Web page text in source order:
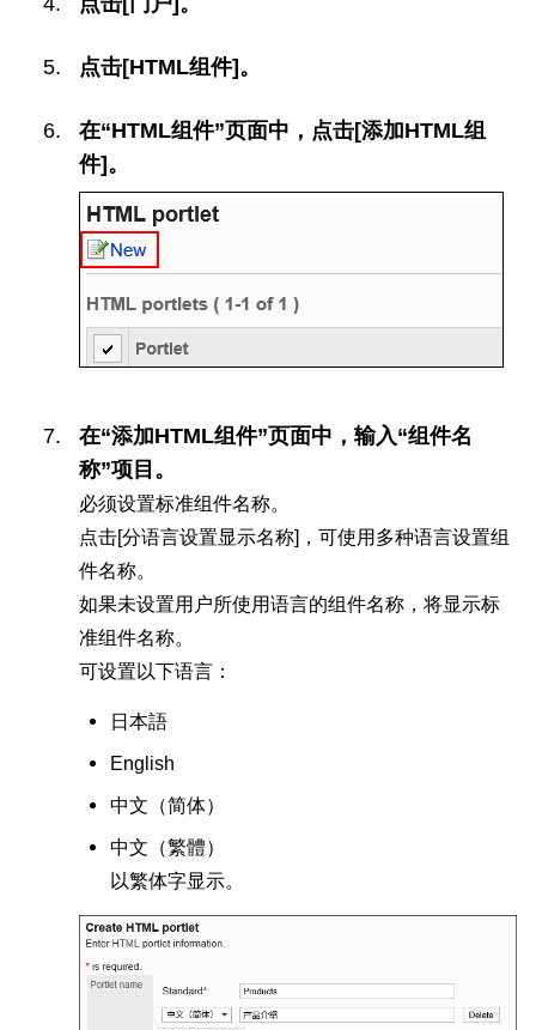
点击[HTML组件]。
在“HTML组件”页面中，点击[添加HTML组
件]。
在“添加HTML组件”页面中，输入“组件名
称”项目。
必须设置标准组件名称。
点击[分语言设置显示名称]，可使用多种语言设置组
件名称。
如果未设置用户所使用语言的组件名称，将显示标
准组件名称。
可设置以下语言：
日本語
English
中文（简体）
中文（繁體）
以繁体字显示。